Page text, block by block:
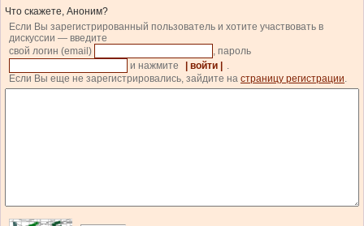
Что скажете, Аноним?
Если Вы зарегистрированный пользователь и хотите участвовать в
дискуссии — введите
свой логин (email)
, пароль
и нажмите
| войти |
.
Если Вы еще не зарегистрировались, зайдите на страницу регистрации.